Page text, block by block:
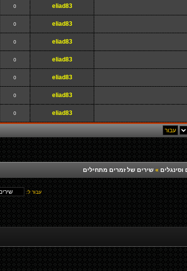
eliad83
0
eliad83
0
eliad83
0
eliad83
0
eliad83
0
eliad83
0
eliad83
0
וסינגלים » שירים של זמרים מתחילים
עבור ל: